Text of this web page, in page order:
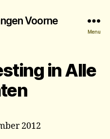
Voorne
Menu
in Alle
2012